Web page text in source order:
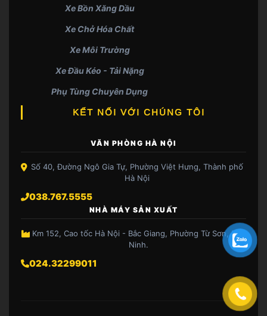
Xe Bồn Xăng Dầu
Xe Chở Hóa Chất
Xe Môi Trường
Xe Đầu Kéo - Tải Nặng
Phụ Tùng Chuyên Dụng
KẾT NỐI VỚI CHÚNG TÔI
VĂN PHÒNG HÀ NỘI
Số 40, Đường Ngô Gia Tự, Phường Việt Hưng, Thành phố
Hà Nội
038.767.5555
NHÀ MÁY SẢN XUẤT
Km 152, Cao tốc Hà Nội - Bắc Giang, Phường Từ Sơn, Bắc
Ninh.
024.32299011